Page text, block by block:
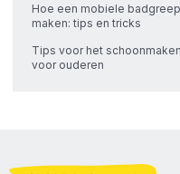
Hoe een mobiele
maken: tips en tricks
Tips voor het
voor ouderen